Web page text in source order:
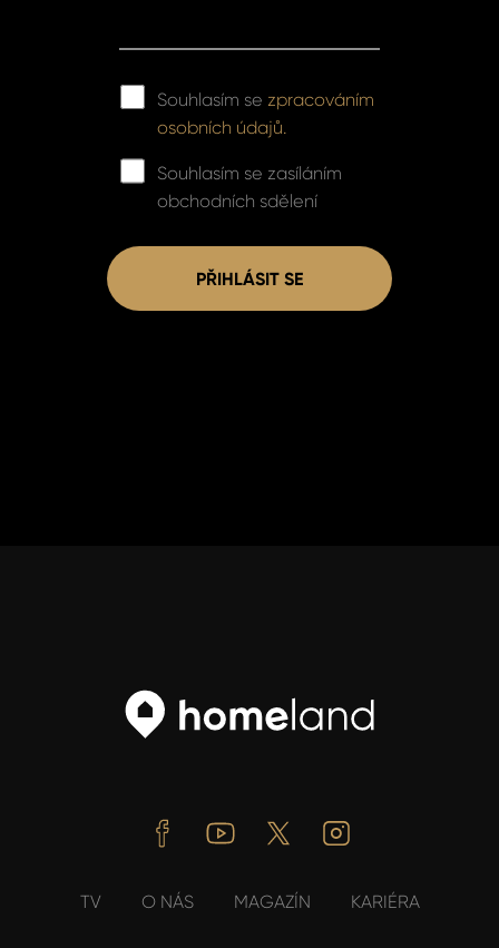
Souhlasím se zpracováním
osobních údajů.
Souhlasím se zasíláním
obchodních sdělení
PŘIHLÁSIT SE
FacebookYoutube Twitter
TV O NÁS MAGAZÍN KARIÉRA